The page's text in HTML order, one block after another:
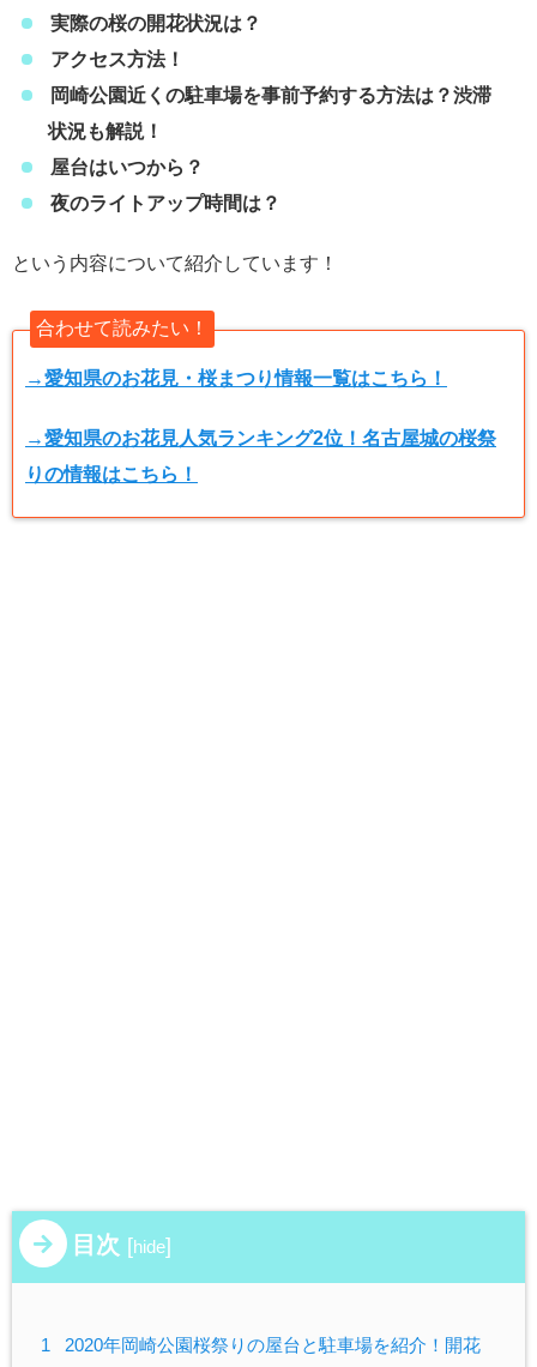
実際の桜の開花状況は？
アクセス方法！
岡崎公園近くの駐車場を事前予約する方法は？渋滞
状況も解説！
屋台はいつから？
夜のライトアップ時間は？
という内容について紹介しています！
合わせて読みたい！
→愛知県のお花見・桜まつり情報一覧はこちら！
→愛知県のお花見人気ランキング2位！名古屋城の桜祭
りの情報はこちら！
目次 [hide]
1 2020年岡崎公園桜祭りの屋台と駐車場を紹介！開花